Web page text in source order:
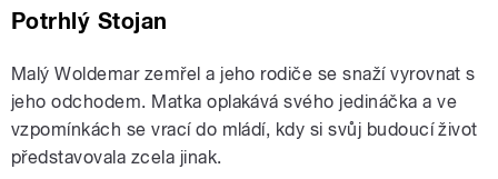
Potrhlý Stojan
Malý Woldemar zemřel a jeho rodiče se snaží vyrovnat s
jeho odchodem. Matka oplakává svého jedináčka a ve
vzpomínkách se vrací do mládí, kdy si svůj budoucí život
představovala zcela jinak.